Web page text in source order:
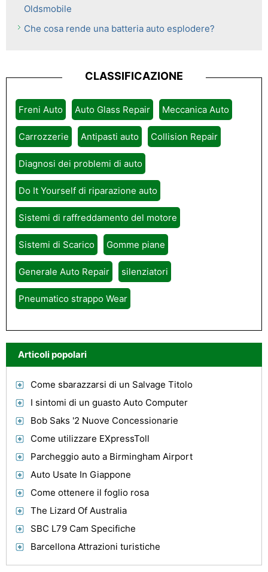
Oldsmobile
Che cosa rende una batteria auto esplodere?
CLASSIFICAZIONE
Freni Auto Auto Glass Repair Meccanica Auto
Carrozzerie Antipasti auto Collision Repair
Diagnosi dei problemi di auto
Do It Yourself di riparazione auto
Sistemi di raffreddamento del motore
Sistemi di Scarico Gomme piane
Generale Auto Repair silenziatori
Pneumatico strappo Wear
Articoli popolari
Come sbarazzarsi di un Salvage Titolo
I sintomi di un guasto Auto Computer
Bob Saks '2 Nuove Concessionarie
Come utilizzare EXpressToll
Parcheggio auto a Birmingham Airport
Auto Usate In Giappone
Come ottenere il foglio rosa
The Lizard Of Australia
SBC L79 Cam Specifiche
Barcellona Attrazioni turistiche